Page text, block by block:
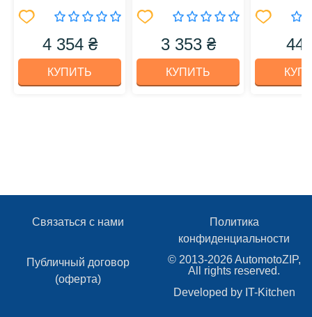
4 354 ₴
КУПИТЬ
3 353 ₴
КУПИТЬ
Связаться с нами
Политика
конфиденциальности
Публичный договор
(оферта)
© 2013-2026 AutomotoZIP,
All rights reserved.
Developed by IT-Kitchen